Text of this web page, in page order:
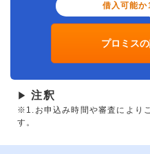
借入可能
プロミス
▶ 注釈
※1.お申込み時間や審査により
す。